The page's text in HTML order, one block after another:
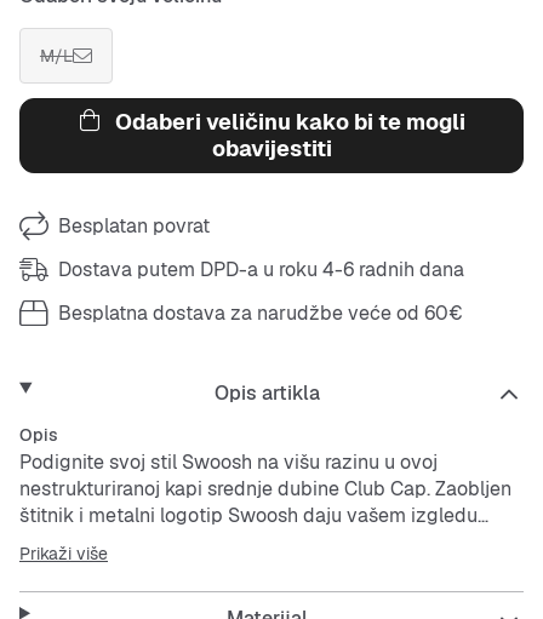
M/L
Odaberi veličinu kako bi te mogli
obavijestiti
Besplatan povrat
Dostava putem DPD-a u roku 4-6 radnih dana
Besplatna dostava za narudžbe veće od 60€
Opis artikla
Opis
Podignite svoj stil Swoosh na višu razinu u ovoj
nestrukturiranoj kapi srednje dubine Club Cap. Zaobljen
štitnik i metalni logotip Swoosh daju vašem izgledu
dozu elegancije, dok vam tkanina koja odvodi znoj
pomaže da zadržite svježinu i udobnost kako biste
maksimalno iskoristili toplo, sunčano vrijeme.
Prikaži više